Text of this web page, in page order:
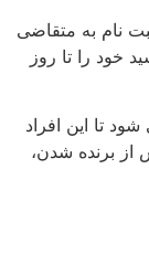
نام به متقاضی
خود را تا روز
تا این افراد
برنده شدن،